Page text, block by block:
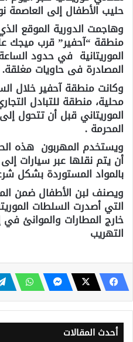
حليب الأطفال إلى العاصمة
وهاجمت الدورية الموقع
منطقة “آحفير” قرب ميجك
الموريتانية في حدود
المصادرة فى حاويات مغلقة.
وكانت منطقة آحفير خلال
محلية، منطقة للتبادل
الموريتاني قبل أن تتحول
المحرمة .
ويستخدم المهربون هذه
أن يتم نقلها عبر سيارات
بالمواد المستوردة بشكل
ويصنف لبن الأطفال ضمن
التي أصدرت السلطات
خارج المطارات والموانئ
التهريب
أحدث المقالات